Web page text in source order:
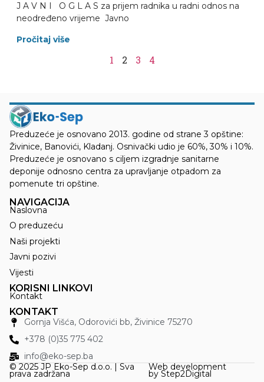
J A V N I O G L A S za prijem radnika u radni odnos na
neodređeno vrijeme Javno
Pročitaj više
1 2 3 4
Preduzeće je osnovano 2013. godine od strane 3 opštine:
Živinice, Banovići, Kladanj. Osnivački udio je 60%, 30% i 10%.
Preduzeće je osnovano s ciljem izgradnje sanitarne
deponije odnosno centra za upravljanje otpadom za
pomenute tri opštine.
NAVIGACIJA
Naslovna
O preduzeću
Naši projekti
Javni pozivi
Vijesti
KORISNI LINKOVI
Kontakt
KONTAKT
Gornja Višća, Odorovići bb, Živinice 75270
+378 (0)35 775 402
info@eko-sep.ba
© 2025 JP Eko-Sep d.o.o. | Sva
prava zadržana
Web development
byStep2Digital